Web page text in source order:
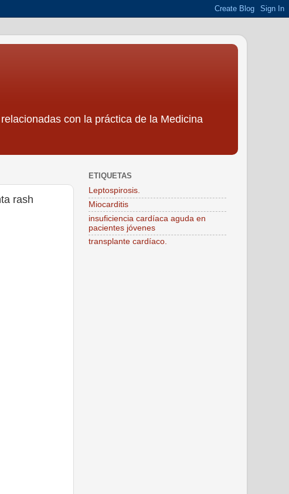
con la práctica de la Medicina
rash
ETIQUETAS
Leptospirosis.
Miocarditis
insuficiencia cardíaca aguda en
pacientes jóvenes
transplante cardíaco.